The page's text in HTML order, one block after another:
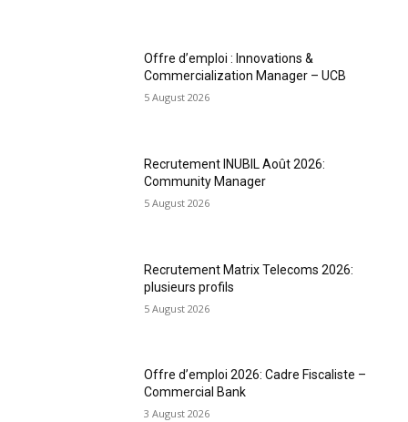
Offre d’emploi : Innovations &
Commercialization Manager – UCB
5 August 2026
Recrutement INUBIL Août 2026:
Community Manager
5 August 2026
Recrutement Matrix Telecoms 2026:
plusieurs profils
5 August 2026
Offre d’emploi 2026: Cadre Fiscaliste –
Commercial Bank
3 August 2026